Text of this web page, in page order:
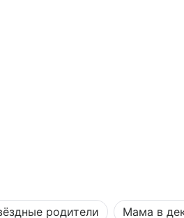
родители Мама в